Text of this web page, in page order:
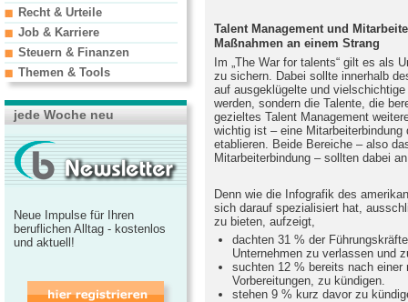
Talent Management und
Maßnahmen an einem Strang
Im „The War for talents“ gilt es als
zu sichern. Dabei sollte innerhalb
auf ausgeklügelte und
werden, sondern die Talente, die
gezieltes Talent Management
wichtig ist – eine
etablieren. Beide Bereiche – also
Mitarbeiterbindung – sollten dabei
Denn wie die Infografik des
sich darauf spezialisiert hat,
zu bieten, aufzeigt,
dachten 31 % der
Unternehmen zu verlassen und
suchten 12 % bereits nach
Vorbereitungen, zu kündigen.
stehen 9 % kurz davor zu
Recht & Urteile
Job & Karriere
Steuern & Finanzen
Themen & Tools
jede Woche neu
Neue Impulse für Ihren
beruflichen Alltag - kostenlos
und aktuell!